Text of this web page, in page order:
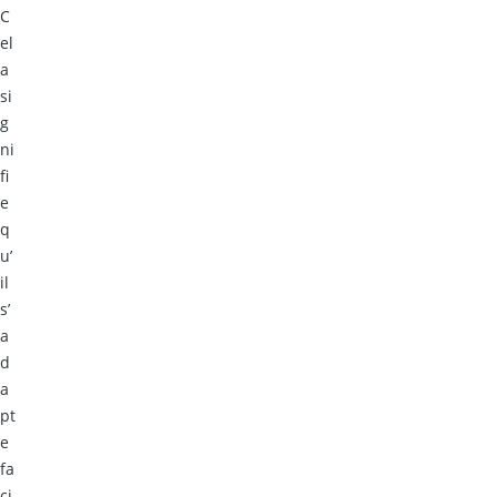
C
el
a
si
g
ni
fi
e
q
u’
il
s’
a
d
a
pt
e
fa